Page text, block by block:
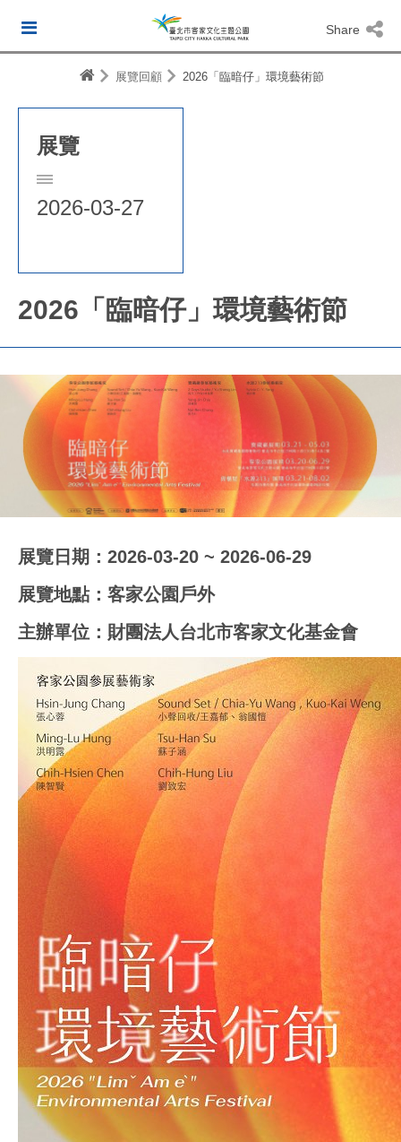
Share
展覽回顧 2026「臨暗仔」環境藝術節
展覽
2026-03-27
2026「臨暗仔」環境藝術節
展覽日期：2026-03-20 ~ 2026-06-29
展覽地點：客家公園戶外
主辦單位：財團法人台北市客家文化基金會